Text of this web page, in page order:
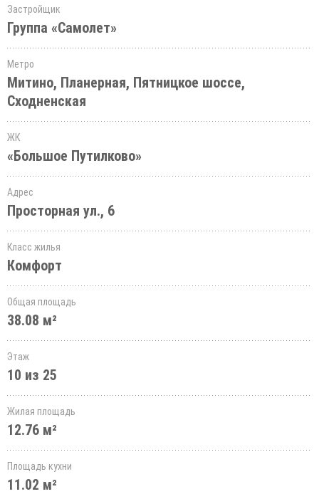
Застройщик
Группа «Самолет»
Метро
Митино, Планерная, Пятницкое шоссе,
Сходненская
ЖК
«Большое Путилково»
Адрес
Просторная ул., 6
Класс жилья
Комфорт
Общая площадь
38.08 м²
Этаж
10 из 25
Жилая площадь
12.76 м²
Площадь кухни
11.02 м²